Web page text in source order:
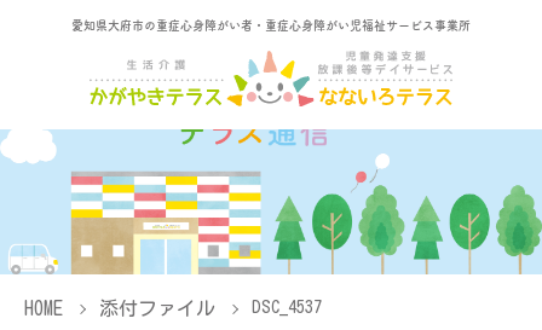
愛知県大府市の重症心身障がい者・重症心身障がい児福祉サービス事業所
HOME 添付ファイル DSC_4537